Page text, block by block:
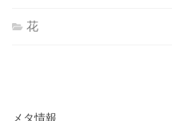
花
メタ情報